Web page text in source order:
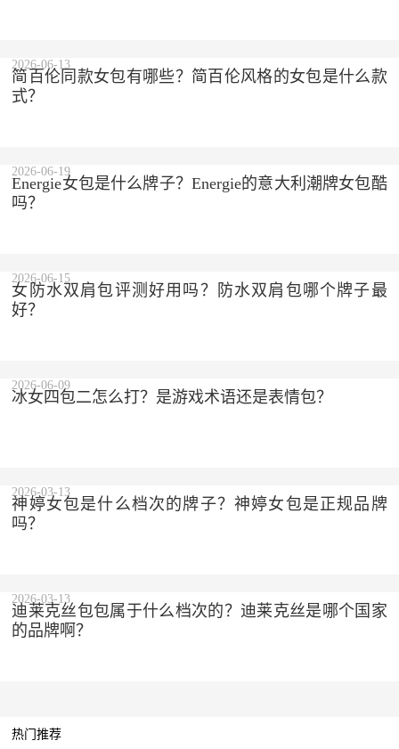
简百伦同款女包有哪些？简百伦风格的女包是什么款
式？
2026-06-13
Energie女包是什么牌子？Energie的意大利潮牌女包酷
吗？
2026-06-19
女防水双肩包评测好用吗？防水双肩包哪个牌子最
好？
2026-06-15
冰女四包二怎么打？是游戏术语还是表情包？
2026-06-09
神婷女包是什么档次的牌子？神婷女包是正规品牌
吗？
2026-03-13
迪莱克丝包包属于什么档次的？迪莱克丝是哪个国家
的品牌啊？
2026-03-13
热门推荐